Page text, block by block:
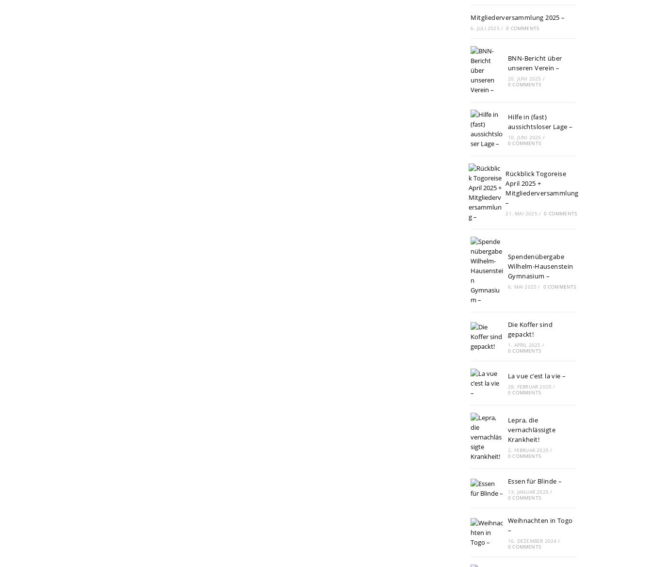
Mitgliederversammlung 2025 –
6. JULI 2025 / 0 COMMENTS
BNN-Bericht über
unseren Verein –
20. JUNI 2025 /
0 COMMENTS
Hilfe in (fast)
aussichtsloser Lage –
10. JUNI 2025 /
0 COMMENTS
Rückblick Togoreise
April 2025 +
Mitgliederversammlung
–
21. MAI 2025 / 0 COMMENTS
Spendenübergabe
Wilhelm-Hausenstein
Gymnasium –
6. MAI 2025 / 0 COMMENTS
Die Koffer sind
gepackt!
1. APRIL 2025 /
0 COMMENTS
La vue c’est la vie –
28. FEBRUAR 2025 /
0 COMMENTS
Lepra, die
vernachlässigte
Krankheit!
2. FEBRUAR 2025 /
0 COMMENTS
Essen für Blinde –
13. JANUAR 2025 /
0 COMMENTS
Weihnachten in Togo
–
16. DEZEMBER 2024 /
0 COMMENTS